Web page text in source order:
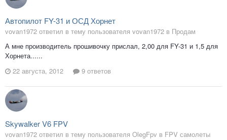
Автопилот FY-31 и ОСД Хорнет
vovan1972 ответил в тему пользователя vovan1972 в Продам
А мне производитель прошивочку прислал, 2,00 для FY-31 и 1,5 для
Хорнета......
22 августа, 2012
9 ответов
Skywalker V6 FPV
vovan1972 ответил в тему пользователя OlegFpv в FPV самолеты